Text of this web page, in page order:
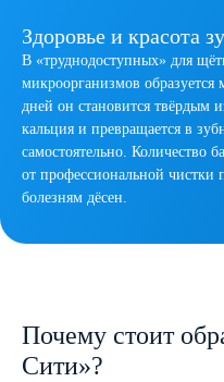
Здоровье и красота
В «труднодоступных» для
микроорганизмов образуется
дней он становится твёрдым
кальция и превращается в
самостоятельно. Количество
от профессиональной чистки
болезням дёсен.
Почему стоит
Сити»?